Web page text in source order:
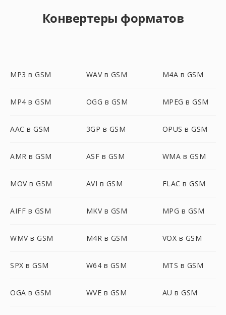
Конвертеры форматов
MP3 в GSM WAV в GSM M4A в GSM
MP4 в GSM OGG в GSM MPEG в GSM
AAC в GSM 3GP в GSM OPUS в GSM
AMR в GSM ASF в GSM WMA в GSM
MOV в GSM AVI в GSM FLAC в GSM
AIFF в GSM MKV в GSM MPG в GSM
WMV в GSM M4R в GSM VOX в GSM
SPX в GSM W64 в GSM MTS в GSM
OGA в GSM WVE в GSM AU в GSM